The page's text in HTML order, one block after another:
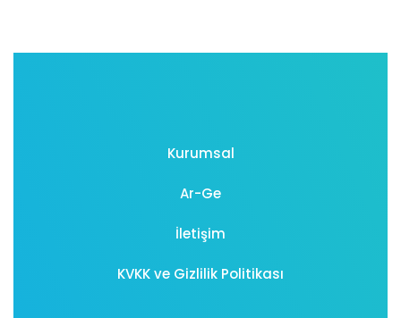
Kurumsal
Ar-Ge
İletişim
KVKK ve Gizlilik Politikası